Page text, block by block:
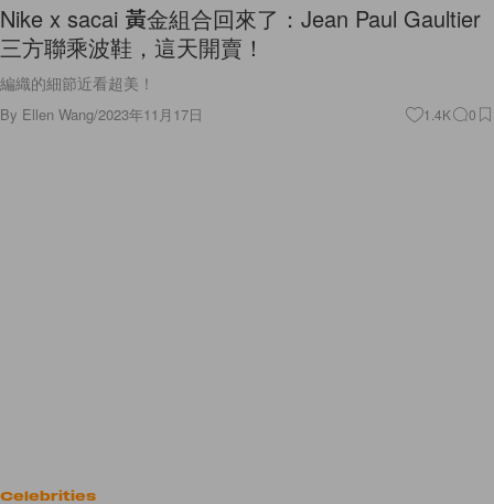
Nike x sacai 黃金組合回來了：Jean Paul Gaultier
三方聯乘波鞋，這天開賣！
編織的細節近看超美！
By Ellen Wang/2023年11月17日 1.4K 0
Celebrities